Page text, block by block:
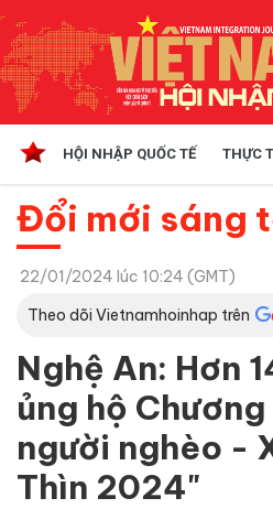
HỘI NHẬP QUỐC TẾ THỰC
Đổi mới sáng
22/01/2024 lúc 10:24 (GMT)
Theo dõi Vietnamhoinhap trên
Nghệ An: Hơn
ủng hộ
người nghèo -
Thìn 2024"